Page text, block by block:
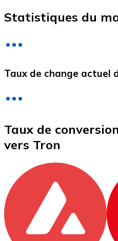
XRP
Statistiques du
Taux de change actuel
Taux de
vers Tron